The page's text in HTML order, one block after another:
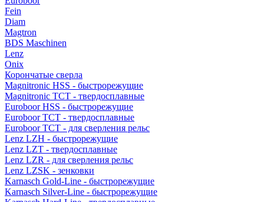
Fein
Diam
Magtron
BDS Maschinen
Lenz
Onix
Корончатые сверла
Magnitronic HSS - быстрорежущие
Magnitronic TCT - твердосплавные
Euroboor HSS - быстрорежущие
Euroboor TCT - твердосплавные
Euroboor TCT - для сверления рельс
Lenz LZH - быстрорежущие
Lenz LZT - твердосплавные
Lenz LZR - для сверления рельс
Lenz LZSK - зенковки
Karnasch Gold-Line - быстрорежущие
Karnasch Silver-Line - быстрорежущие